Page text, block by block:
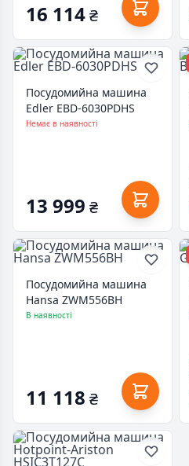
16 114₴
Посудомийна машина
Edler EBD-6030PDHS
Немає в наявності
13 999 ₴
Посудомийна машина
Hansa ZWM556BH
В наявності
11 118 ₴